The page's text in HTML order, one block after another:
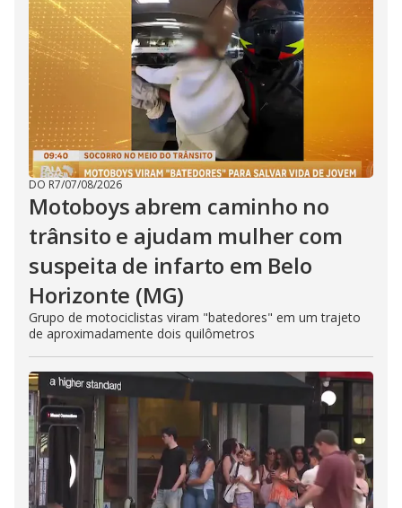
DO R7/07/08/2026
Motoboys abrem caminho no
trânsito e ajudam mulher com
suspeita de infarto em Belo
Horizonte (MG)
Grupo de motociclistas viram "batedores" em um trajeto
de aproximadamente dois quilômetros